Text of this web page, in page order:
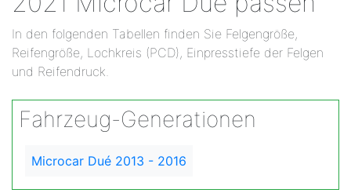
In den folgenden Tabellen finden Sie Felgengröße,
Reifengröße, Lochkreis (PCD), Einpresstiefe der Felgen
und Reifendruck.
Fahrzeug-Generationen
Microcar Dué 2013 - 2016